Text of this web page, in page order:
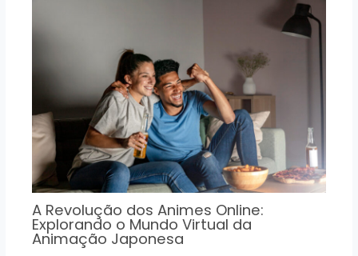
A Revolução dos Animes Online:
Explorando o Mundo Virtual da
Animação Japonesa